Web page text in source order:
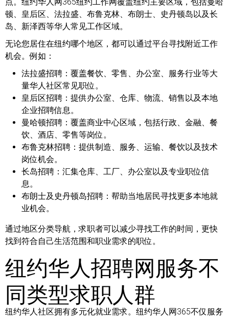
顿、皇后区、法拉盛、布鲁克林、布朗士、史丹顿岛以及长
岛、新泽西等华人常见工作区域。
无论您居住在纽约哪个地区，都可以通过平台寻找附近工作
机会。例如：
法拉盛招聘： 覆盖餐饮、零售、办公室、服务行业等大
量华人社区常见职位。
皇后区招聘： 提供办公室、仓库、物流、销售以及本地
企业招聘信息。
曼哈顿招聘： 覆盖商业中心区域，包括行政、金融、餐
饮、酒店、零售等岗位。
布鲁克林招聘： 提供制造、服务、运输、餐饮以及技术
岗位机会。
长岛招聘： 汇集仓库、工厂、办公室以及专业职位信
息。
布朗士及史丹顿岛招聘： 帮助当地居民寻找更多本地就
业机会。
通过地区分类导航，求职者可以减少寻找工作的时间，更快
找到符合自己生活范围和职业需求的职位。
纽约华人招聘网服务不
同类型求职人群
纽约华人社区拥有多元化就业需求。纽约华人网365不仅服务